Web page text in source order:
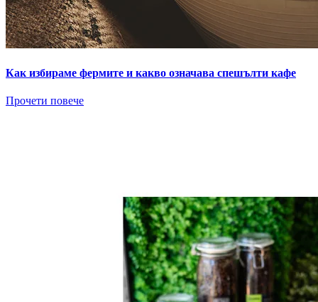
Как избираме фермите и какво означава спешълти кафе
Прочети повече